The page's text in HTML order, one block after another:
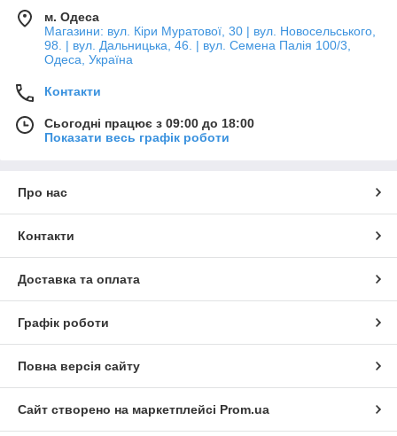
м. Одеса
Магазини: вул. Кіри Муратової, 30 | вул. Новосельського,
98. | вул. Дальницька, 46. | вул. Семена Палія 100/3,
Одеса, Україна
Контакти
Сьогодні працює з 09:00 до 18:00
Показати весь графік роботи
Про нас
Контакти
Доставка та оплата
Графік роботи
Повна версія сайту
Сайт створено на маркетплейсі Prom.ua